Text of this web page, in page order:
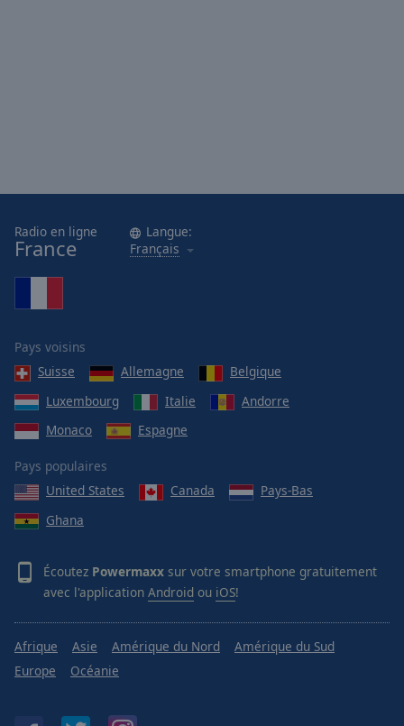
Radio en ligne
France
Langue:
Français
Pays voisins
Suisse
Allemagne
Belgique
Luxembourg
Italie
Andorre
Monaco
Espagne
Pays populaires
United States
Canada
Pays-Bas
Ghana
Écoutez Powermaxx sur votre smartphone gratuitement
avec l'application Android ou iOS!
Afrique Asie Amérique du Nord
Amérique du Sud
Europe
Océanie